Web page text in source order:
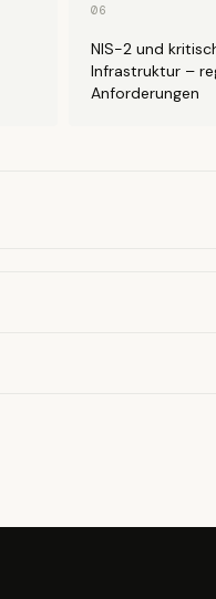
06
NIS-2 und
Infrastruktur –
Anforderungen